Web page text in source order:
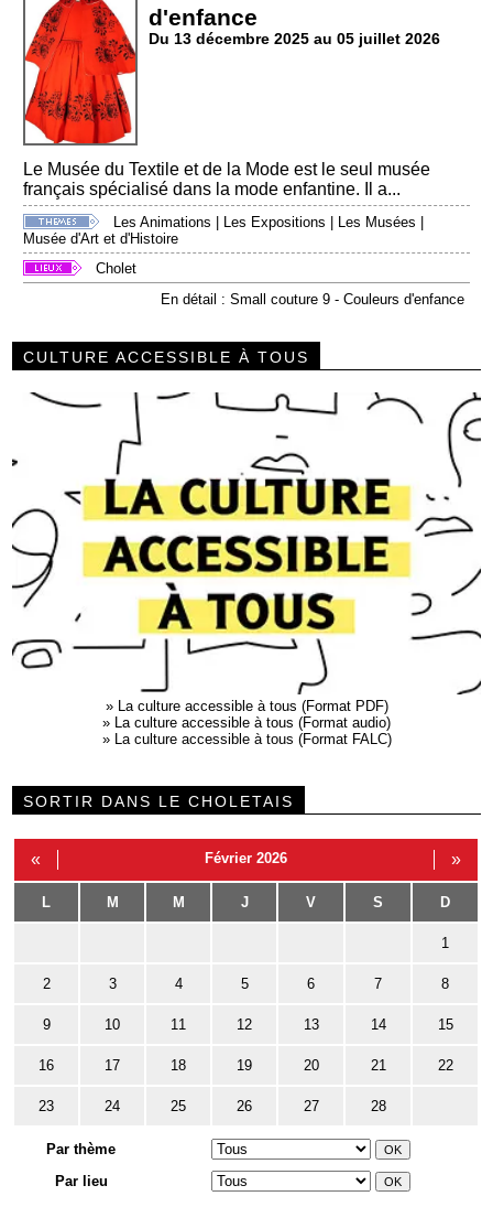
d'enfance
Du 13 décembre 2025 au 05 juillet 2026
Le Musée du Textile et de la Mode est le seul musée
français spécialisé dans la mode enfantine. Il a...
Les Animations | Les Expositions | Les Musées |
Musée d'Art et d'Histoire
Cholet
En détail : Small couture 9 - Couleurs d'enfance
CULTURE ACCESSIBLE À TOUS
» La culture accessible à tous (Format PDF)
» La culture accessible à tous (Format audio)
» La culture accessible à tous (Format FALC)
SORTIR DANS LE CHOLETAIS
« Février 2026 »
L M M J V S D
1
2 3 4 5 6 7 8
9 10 11 12 13 14 15
16 17 18 19 20 21 22
23 24 25 26 27 28
Par thème
Par lieu